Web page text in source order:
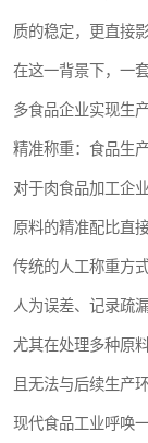
质的稳定，更直接
在这一背景下，一
多食品企业实现生
精准称重：食品生
对于肉食品加工企
原料的精准配比直
传统的人工称重方
人为误差、记录疏
尤其在处理多种原
且无法与后续生产
现代食品工业呼唤